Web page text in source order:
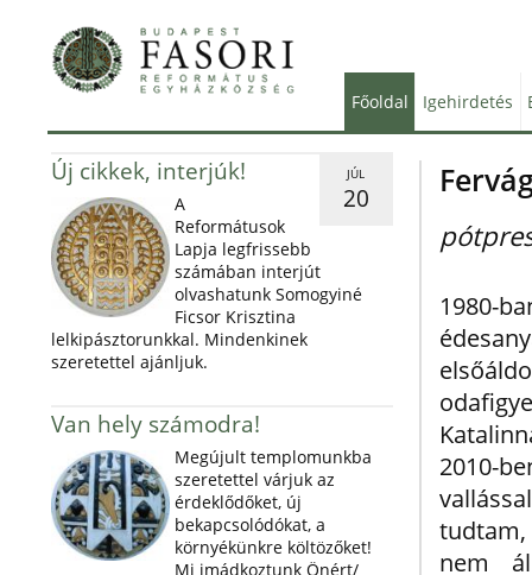
Főoldal Igehirdetés
JÚL
20
Új cikkek, interjúk!
A
Reformátusok
Lapja legfrissebb
számában interjút
olvashatunk Somogyiné
Ficsor Krisztina
lelkipásztorunkkal. Mindenkinek
szeretettel ajánljuk.
Van hely számodra!
Megújult templomunkba
szeretettel várjuk az
érdeklődőket, új
bekapcsolódókat, a
környékünkre költözőket!
Mi imádkoztunk Önért/
2010-
tudtam,
nem